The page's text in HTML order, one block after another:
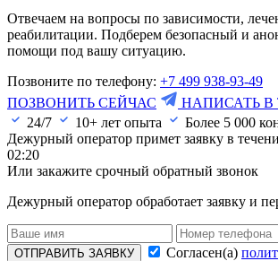
Отвечаем на вопросы по зависимости,
реабилитации. Подберем безопасный и
помощи под вашу ситуацию.
Позвоните по телефону: +7 499 938-93-49
ПОЗВОНИТЬ СЕЙЧАС
НАПИСАТЬ В
24/7
10+ лет опыта Более 5 000
Дежурный оператор примет заявку в
02:20
Или закажите срочный обратный звонок
Дежурный оператор обработает заявку и
ОТПРАВИТЬ ЗАЯВКУ Согласен(а)